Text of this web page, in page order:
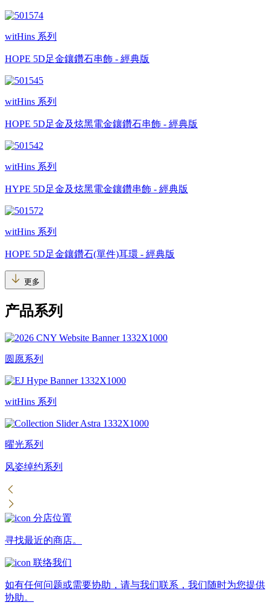
witHins 系列
HOPE 5D足金鑲鑽石串飾 - 經典版
witHins 系列
HOPE 5D足金及炫黑電金鑲鑽石串飾 - 經典版
witHins 系列
HYPE 5D足金及炫黑電金鑲鑽串飾 - 經典版
witHins 系列
HOPE 5D足金鑲鑽石(單件)耳環 - 經典版
更多
产品系列
圆愿系列
witHins 系列
曜光系列
风姿绰约系列
分店位置
寻找最近的商店。
联络我们
如有任何问题或需要协助，请与我们联系，我们随时为您提供
协助。